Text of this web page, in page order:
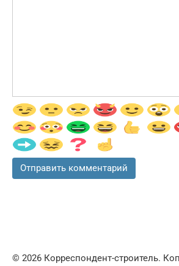
© 2026 Корреспондент-строитель.